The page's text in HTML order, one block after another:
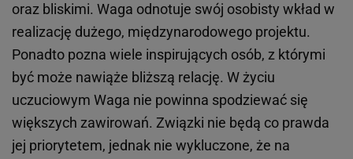
oraz bliskimi. Waga odnotuje swój osobisty wkład w
realizację dużego, międzynarodowego projektu.
Ponadto pozna wiele inspirujących osób, z którymi
być może nawiąże bliższą relację. W życiu
uczuciowym Waga nie powinna spodziewać się
większych zawirowań. Związki nie będą co prawda
jej priorytetem, jednak nie wykluczone, że na